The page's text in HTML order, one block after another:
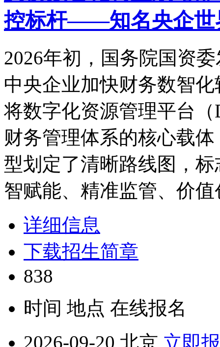
控标杆——知名央企世
2026年初，国务院国资
中央企业加快财务数智
将数字化资源管理平台
财务管理体系的核心载
型划定了清晰路线图，
智赋能、精准监管、价
详细信息
下载招生简章
838
时间 地点 在线报名
2026-09-20 北京 立即